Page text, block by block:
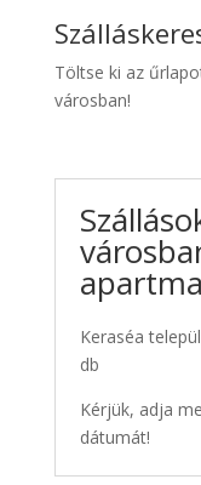
Kiwi
Taxi
Töltse ki az
városban!
Keraséa
db
Kérjük, adja
dátumát!